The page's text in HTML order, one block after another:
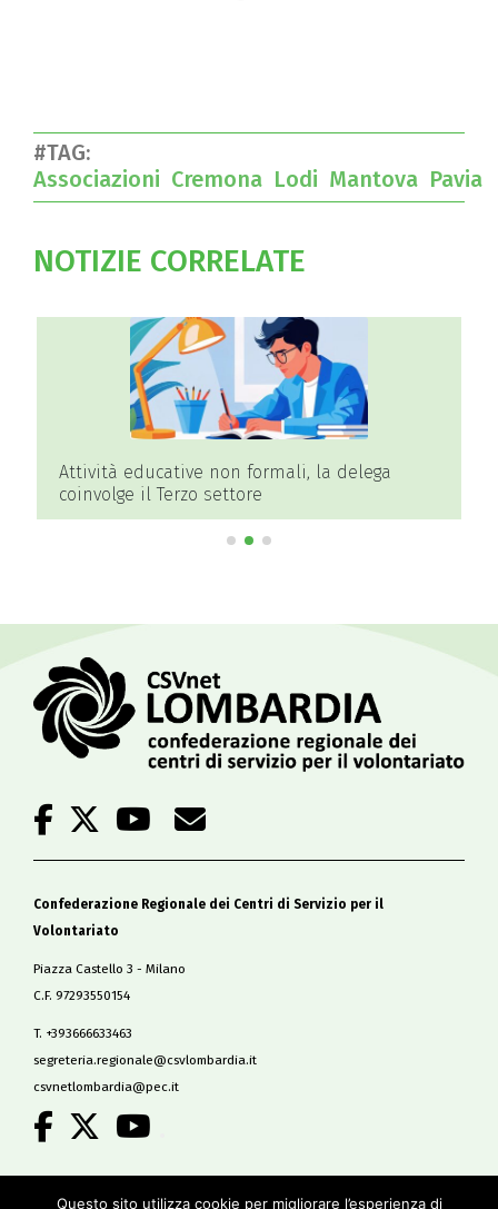
#TAG:
Associazioni Cremona Lodi Mantova Pavia
NOTIZIE CORRELATE
Attività educative non formali, la delega
coinvolge il Terzo settore
Confederazione Regionale dei Centri di Servizio per il
Volontariato
Piazza Castello 3 - Milano
C.F. 97293550154
T. +393666633463
segreteria.regionale@csvlombardia.it
csvnetlombardia@pec.it
Questo sito utilizza cookie per migliorare l’esperienza di